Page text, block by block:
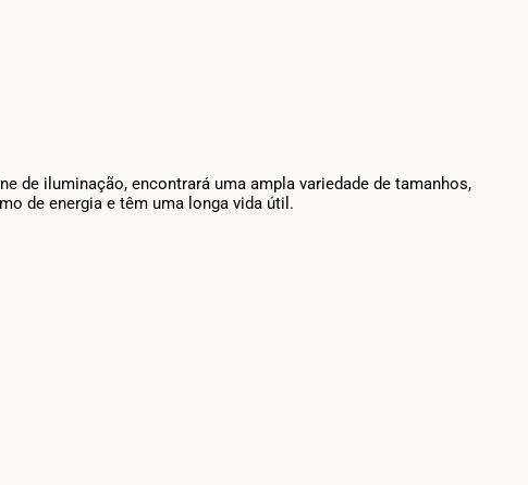
de iluminação, encontrará uma ampla variedade de tamanhos,
de energia e têm uma longa vida útil.